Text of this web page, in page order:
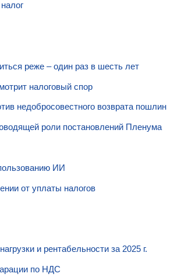
реже – один раз в шесть лет
налоговый спор
недобросовестного возврата пошлин
роли постановлений Пленума
ИИ
от уплаты налогов
и рентабельности за 2025 г.
по НДС